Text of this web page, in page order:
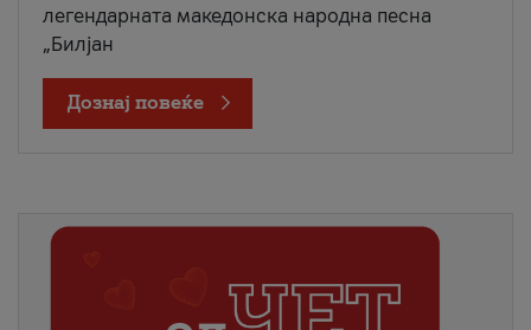
легендарната македонска народна песна
„Билјан
Дознај повеќе